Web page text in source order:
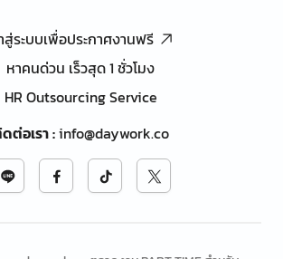
สู่ระบบเพื่อประกาศงานฟรี
หาคนด่วน เร็วสุด 1 ชั่วโมง
HR Outsourcing Service
ต่อเรา:info@daywork.co